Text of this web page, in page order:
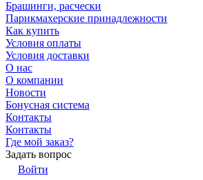
Брашинги, расчески
Парикмахерские принадлежности
Как купить
Условия оплаты
Условия доставки
О нас
О компании
Новости
Бонусная система
Контакты
Контакты
Где мой заказ?
Задать вопрос
Войти